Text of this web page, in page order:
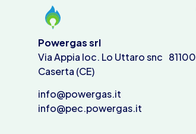
Powergas srl
Via Appia loc. Lo Uttaro snc 81100
Caserta (CE)
info@powergas.it
info@pec.powergas.it